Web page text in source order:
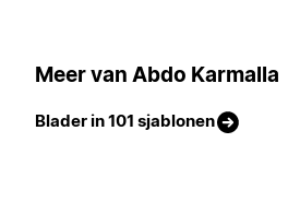
Meer van Abdo Karmalla
Blader in 101 sjablonen